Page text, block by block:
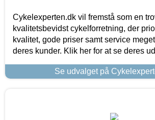
Cykelexperten.dk vil fremstå som en
kvalitetsbevidst cykelforretning, der
kvalitet, gode priser samt service
deres kunder. Klik her for at se deres
Se udvalget på